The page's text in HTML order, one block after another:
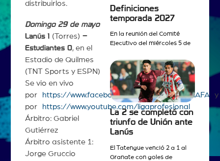
distribuirlos.
Domingo 29 de mayo
Lanús 1 (Torres) –
Estudiantes 0, en el
Estadio de Quilmes
(TNT Sports y ESPN)
Se vio en vivo
por
https://www.facebook.com/ligaprofesionalAFA y
por
https://www.youtube.com/ligaprofesional
Árbitro: Gabriel
Gutiérrez
Árbitro asistente 1:
Jorge Gruccio
Definiciones
temporada 2027
En la reunión del Comité
Ejecutivo del miércoles 5 de
La 2 se completó con
triunfo de Unión ante
Lanús
El Tatengue venció 2 a 1 al
Granate con goles de